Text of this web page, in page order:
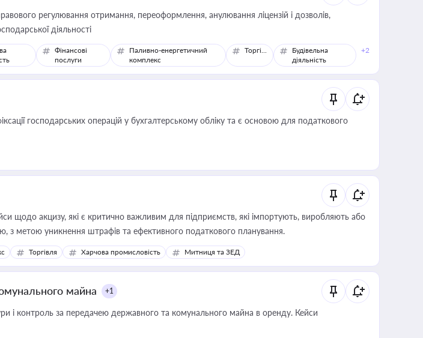
регулювання отримання, переоформлення, анулювання ліцензій і дозволів,
діяльності
Фінансові
послуги
Паливно-енергетичний
комплекс
Торгівля
Будівельна
діяльність
+2
господарських операцій у бухгалтерському обліку та є основою для податкового
щодо акцизу, які є критично важливим для підприємств, які імпортують, виробляють або
з метою уникнення штрафів та ефективного податкового планування.
Торгівля Харчова промисловість Митниця та ЗЕД
майна +1
і контроль за передачею державного та комунального майна в оренду. Кейси